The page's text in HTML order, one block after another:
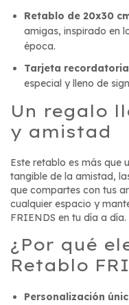
Retablo de 20x30
amigas, inspirado en
época.
Tarjeta recordatoria
especial y lleno de
Un regalo
y amistad
Este retablo es más que
tangible de la amistad,
que compartes con tus
cualquier espacio y
FRIENDS en tu día a día.
¿Por qué
Retablo
Personalización